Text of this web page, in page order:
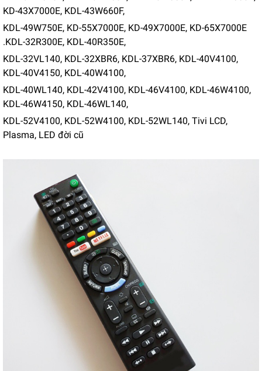
KD-43X7000E, KDL-43W660F,
KDL-49W750E, KD-55X7000E, KD-49X7000E, KD-65X7000E
.KDL-32R300E, KDL-40R350E,
KDL-32VL140, KDL-32XBR6, KDL-37XBR6, KDL-40V4100,
KDL-40V4150, KDL-40W4100,
KDL-40WL140, KDL-42V4100, KDL-46V4100, KDL-46W4100,
KDL-46W4150, KDL-46WL140,
KDL-52V4100, KDL-52W4100, KDL-52WL140, Tivi LCD,
Plasma, LED đời cũ